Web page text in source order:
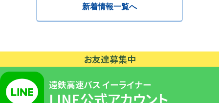
新着情報一覧へ
し
0:00
遠鉄高速バス イーライナー
お友達募集中